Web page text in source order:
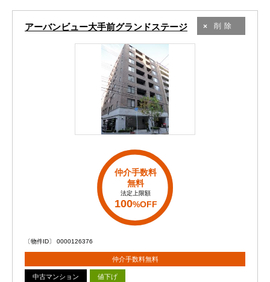
アーバンビュー大手前グランドステージ 削除
仲介手数料
無料
法定上限額
100%OFF
〔物件ID〕 0000126376
仲介手数料無料
中古マンション 値下げ